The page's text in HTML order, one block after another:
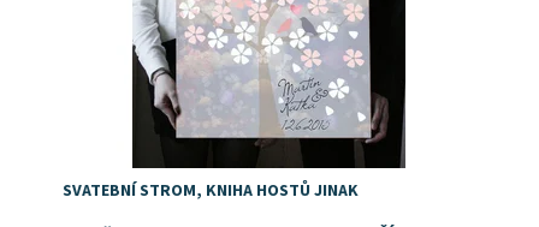
SVATEBNÍ STROM, KNIHA HOSTŮ JINAK